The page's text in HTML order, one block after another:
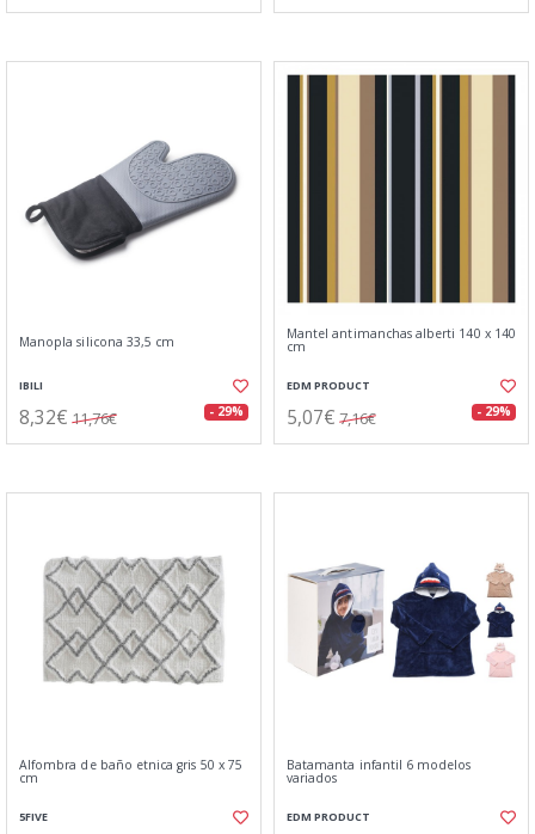
Manopla silicona 33,5 cm
IBILI
8,32€ 11,76€ - 29%
Mantel antimanchas alberti 140 x 140
cm
EDM PRODUCT
5,07€ 7,16€ - 29%
Alfombra de baño etnica gris 50 x 75
cm
5FIVE
Batamanta infantil 6 modelos
variados
EDM PRODUCT